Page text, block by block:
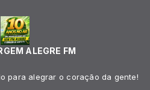
ALEGRE FM
para alegrar o coração da gente!